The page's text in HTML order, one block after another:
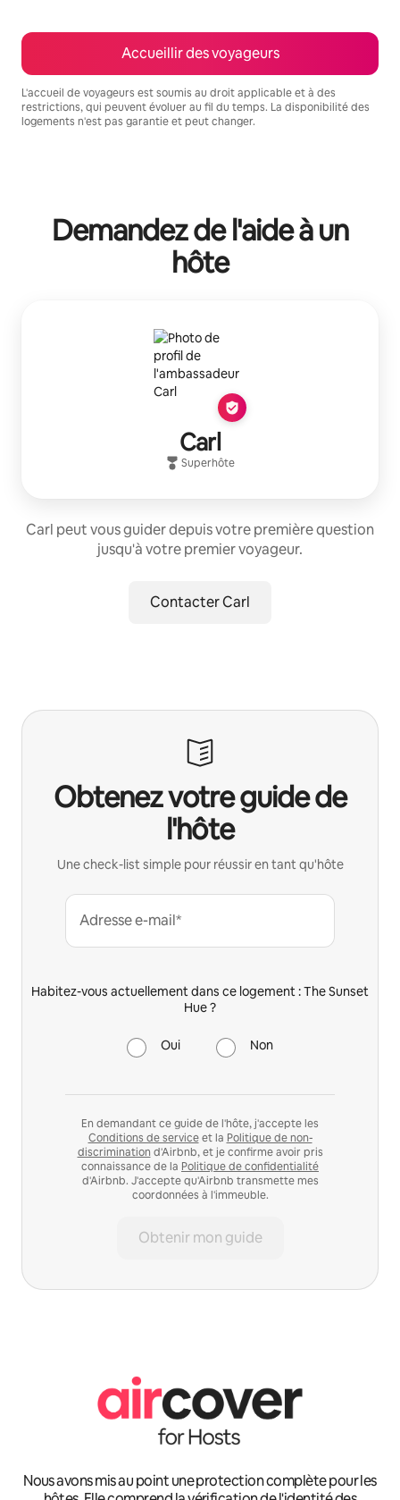
Accueillir des voyageurs
L'accueil de voyageurs est soumis au droit applicable et à des
restrictions, qui peuvent évoluer au fil du temps. La disponibilité des
logements n'est pas garantie et peut changer.
Demandez de l'aide à un
hôte
Carl
Superhôte
Carl peut vous guider depuis votre première question
jusqu'à votre premier voyageur.
Contacter Carl
Obtenez votre guide de
l'hôte
Une check-list simple pour réussir en tant qu'hôte
Adresse e-mail*
Habitez-vous actuellement dans ce logement : The Sunset
Hue ?
Oui Non
En demandant ce guide de l'hôte, j'accepte les
Conditions de serviceet la Politique de non-
discrimination d'Airbnb, et je confirme avoir pris
connaissance de la Politique de confidentialité
d'Airbnb. J'accepte qu'Airbnb transmette mes
coordonnées à l'immeuble.
Obtenir mon guide
Nous avons mis au point une protection complète pour les